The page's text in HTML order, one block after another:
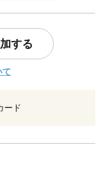
する
て
ード